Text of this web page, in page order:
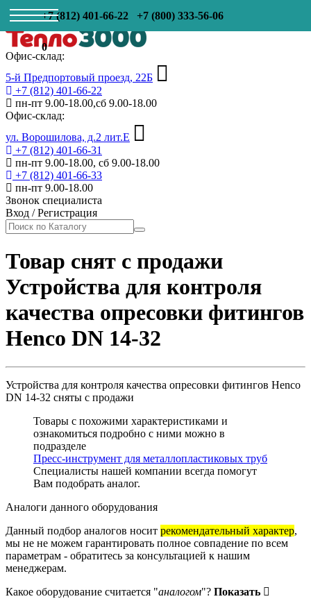
+7 (812) 401-66-22 +7 (800) 333-56-06
0
Офис-склад:
5-й Предпортовый проезд, 22Б
+7 (812) 401-66-22
пн-пт 9.00-18.00,сб 9.00-18.00
Офис-склад:
ул. Ворошилова, д.2 лит.Е
+7 (812) 401-66-31
пн-пт 9.00-18.00, сб 9.00-18.00
+7 (812) 401-66-33
пн-пт 9.00-18.00
Звонок специалиста
Вход /Регистрация
Товар снят с продажи
Устройства для контроля
качества опресовки фитингов
Henco DN 14-32
Устройства для контроля качества опресовки фитингов Henco
DN 14-32 сняты с продажи
Товары с похожими характеристиками и
ознакомиться подробно с ними можно в
подразделе
Пресс-инструмент для металлопластиковых труб
Специалисты нашей компании всегда помогут
Вам подобрать аналог.
Аналоги данного оборудования
Данный подбор аналогов носит рекомендательный характер,
мы не не можем гарантировать полное совпадение по всем
параметрам - обратитесь за консультацией к нашим
менеджерам.
Какое оборудование считается "аналогом"? Показать